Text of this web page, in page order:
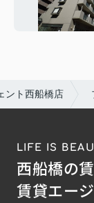
ント西船橋店
LIFE IS
西船橋の
賃貸エー